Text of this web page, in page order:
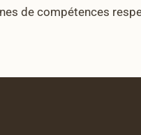
de compétences